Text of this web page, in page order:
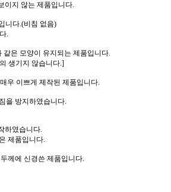
이지 않는 제품입니다.
니다.(비침 없음)
.
은 모양이 유지되는 제품입니다.
생기지 않습니다.]
우 이쁘게 제작된 제품입니다.
을 방지하였습니다.
하였습니다.
제품입니다.
께에 신경쓴 제품입니다.